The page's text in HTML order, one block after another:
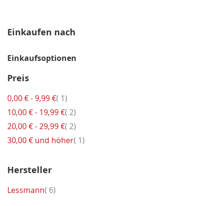
Einkaufen nach
Einkaufsoptionen
Preis
0,00 €-9,99 € 1Artikel
10,00 €- 19,99 € 2Artikel
20,00 €-29,99 € 2Artikel
30,00 € und höher 1Artikel
Hersteller
Lessmann 6Artikel